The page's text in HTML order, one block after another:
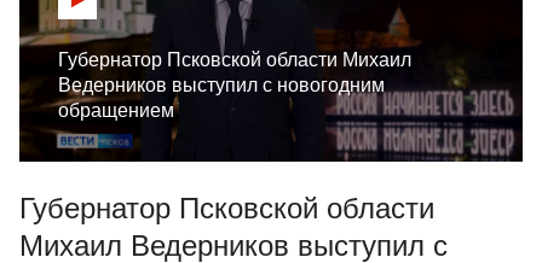
Губернатор Псковской области Михаил
Ведерников выступил с новогодним
обращением
Губернатор Псковской области
Михаил Ведерников выступил с